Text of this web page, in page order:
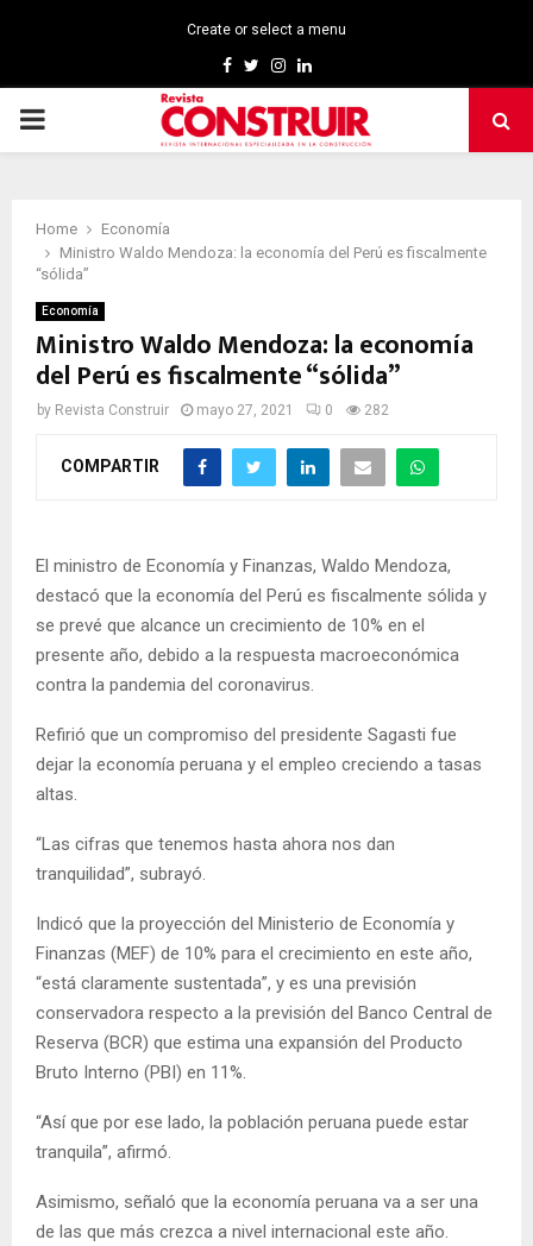
Create or select a menu
Facebook
TwitterInstagram
Linkedin
PRIMARY
Home
Economía
Ministro Waldo Mendoza: la economía del Perú es fiscalmente
“sólida”
Economía
Ministro Waldo Mendoza: la economía
del Perú es fiscalmente “sólida”
by Revista Construir mayo 27, 2021 0 282
COMPARTIR
El ministro de Economía y Finanzas, Waldo Mendoza,
destacó que la economía del Perú es fiscalmente sólida y
se prevé que alcance un crecimiento de 10% en el
presente año, debido a la respuesta macroeconómica
contra la pandemia del coronavirus.
Refirió que un compromiso del presidente Sagasti fue
dejar la economía peruana y el empleo creciendo a tasas
altas.
“Las cifras que tenemos hasta ahora nos dan
tranquilidad”, subrayó.
Indicó que la proyección del Ministerio de Economía y
Finanzas (MEF) de 10% para el crecimiento en este año,
“está claramente sustentada”, y es una previsión
conservadora respecto a la previsión del Banco Central de
Reserva (BCR) que estima una expansión del Producto
Bruto Interno (PBI) en 11%.
“Así que por ese lado, la población peruana puede estar
tranquila”, afirmó.
Asimismo, señaló que la economía peruana va a ser una
de las que más crezca a nivel internacional este año.